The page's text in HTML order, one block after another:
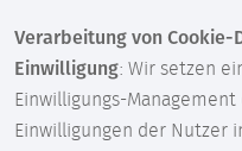
Verarbeitung von
Einwilligung: Wir setzen
Einwilligungs-
Einwilligungen der Nutzer